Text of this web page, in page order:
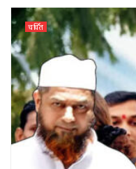
चर्चित